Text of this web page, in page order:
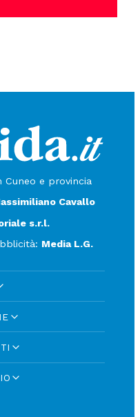
Cuneo e provincia
Cavallo
s.r.l.
Media L.G.